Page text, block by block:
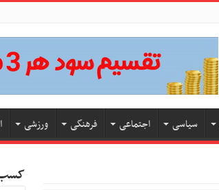
سیاسی اجتماعی فرهنگی ورزشی
کسب